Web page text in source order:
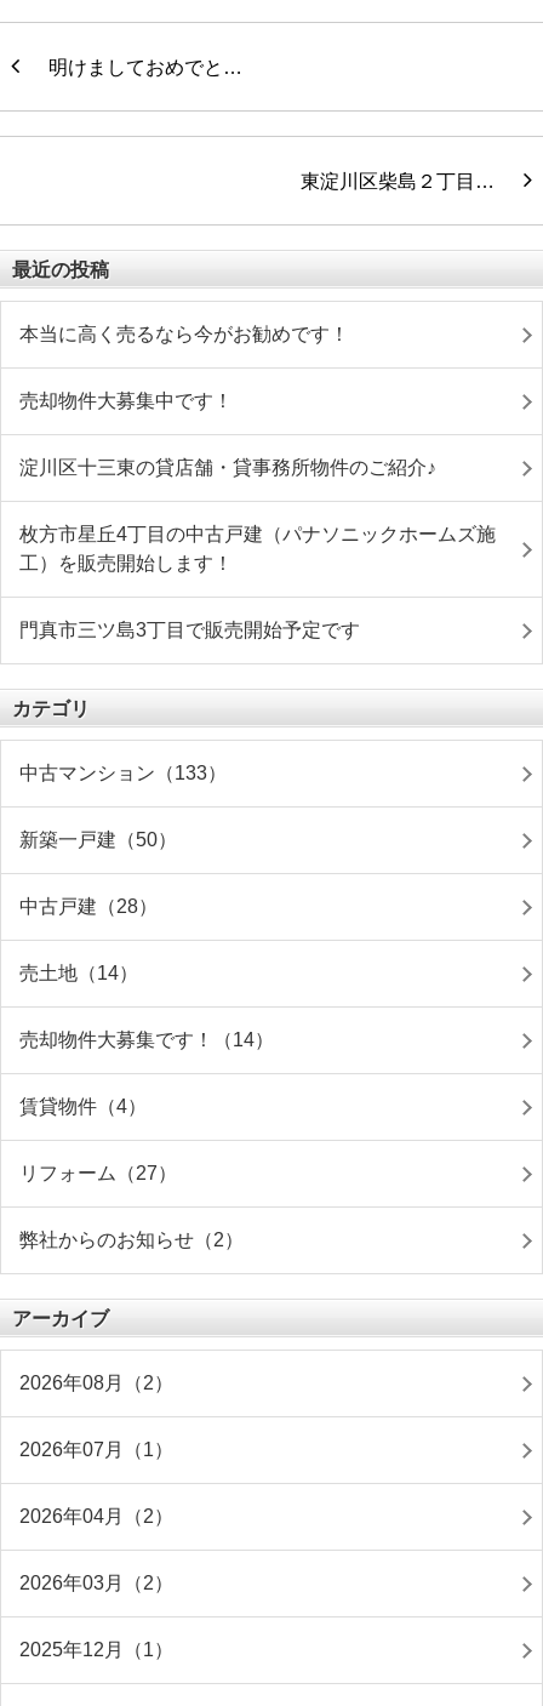
明けましておめでと…
東淀川区柴島２丁目…
最近の投稿
本当に高く売るなら今がお勧めです！
売却物件大募集中です！
淀川区十三東の貸店舗・貸事務所物件のご紹介♪
枚方市星丘4丁目の中古戸建（パナソニックホームズ施
工）を販売開始します！
門真市三ツ島3丁目で販売開始予定です
カテゴリ
中古マンション（133）
新築一戸建（50）
中古戸建（28）
売土地（14）
売却物件大募集です！（14）
賃貸物件（4）
リフォーム（27）
弊社からのお知らせ（2）
アーカイブ
2026年08月（2）
2026年07月（1）
2026年04月（2）
2026年03月（2）
2025年12月（1）